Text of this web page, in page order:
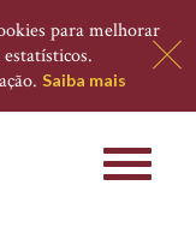
para melhorar
Saiba mais
Toggle